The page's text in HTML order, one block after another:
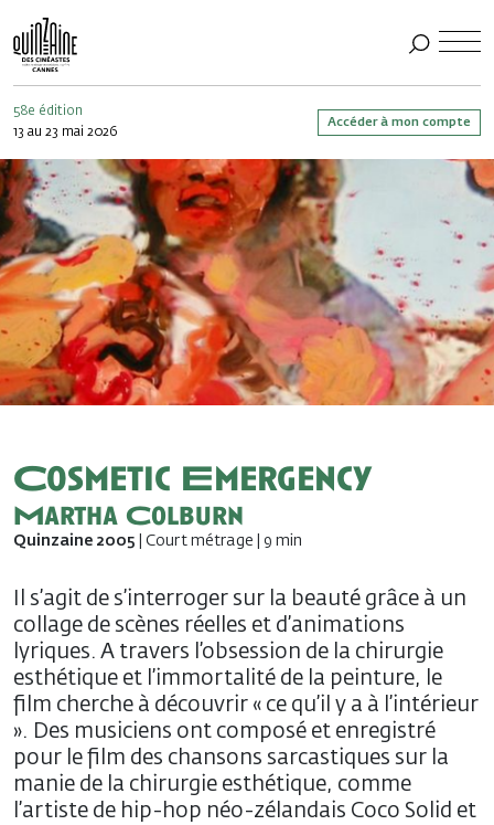
58e édition
13 au 23 mai 2026
Accéder à mon compte
Cosmetic Emergency
Martha Colburn
Quinzaine 2005 | Court métrage | 9 min
Il s’agit de s’interroger sur la beauté grâce à un
collage de scènes réelles et d’animations
lyriques. A travers l’obsession de la chirurgie
esthétique et l’immortalité de la peinture, le
film cherche à découvrir « ce qu’il y a à l’intérieur
». Des musiciens ont composé et enregistré
pour le film des chansons sarcastiques sur la
manie de la chirurgie esthétique, comme
l’artiste de hip-hop néo-zélandais Coco Solid et